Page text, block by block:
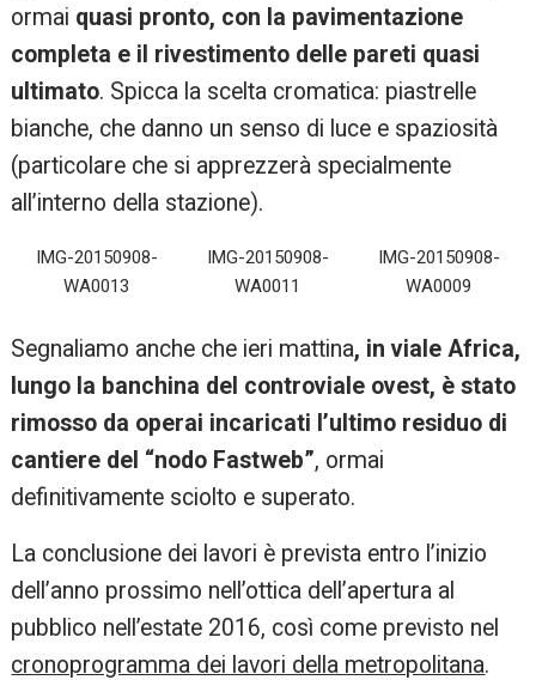
ormai quasi pronto, con la pavimentazione
completa e il rivestimento delle pareti quasi
ultimato. Spicca la scelta cromatica: piastrelle
bianche, che danno un senso di luce e spaziosità
(particolare che si apprezzerà specialmente
all’interno della stazione).
IMG-20150908-
WA0013
IMG-20150908-
WA0011
IMG-20150908-
WA0009
Segnaliamo anche che ieri mattina, in viale Africa,
lungo la banchina del controviale ovest, è stato
rimosso da operai incaricati l’ultimo residuo di
cantiere del “nodo Fastweb”, ormai
definitivamente sciolto e superato.
La conclusione dei lavori è prevista entro l’inizio
dell’anno prossimo nell’ottica dell’apertura al
pubblico nell’estate 2016, così come previsto nel
cronoprogramma dei lavori della metropolitana.